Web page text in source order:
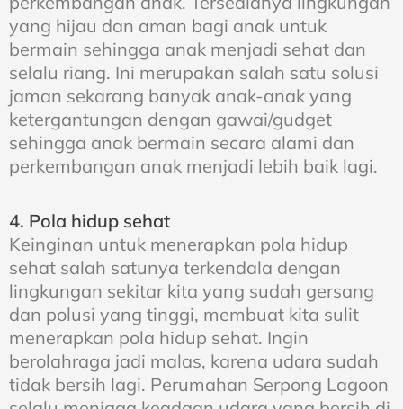
yang hijau dan aman bagi anak untuk
bermain sehingga anak menjadi sehat dan
selalu riang. Ini merupakan salah satu solusi
jaman sekarang banyak anak-anak yang
ketergantungan dengan gawai/gudget
sehingga anak bermain secara alami dan
perkembangan anak menjadi lebih baik lagi.
4. Pola hidup sehat
Keinginan untuk menerapkan pola hidup
sehat salah satunya terkendala dengan
lingkungan sekitar kita yang sudah gersang
dan polusi yang tinggi, membuat kita sulit
menerapkan pola hidup sehat. Ingin
berolahraga jadi malas, karena udara sudah
tidak bersih lagi. Perumahan Serpong Lagoon